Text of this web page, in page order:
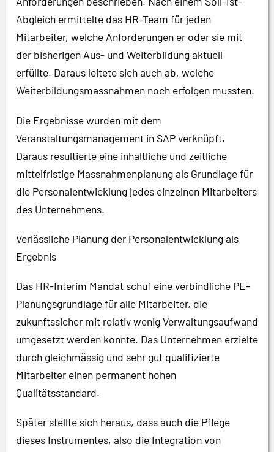
Abgleich ermittelte das HR-Team für jeden
Mitarbeiter, welche Anforderungen er oder sie mit
der bisherigen Aus- und Weiterbildung aktuell
erfüllte. Daraus leitete sich auch ab, welche
Weiterbildungsmassnahmen noch erfolgen mussten.
Die Ergebnisse wurden mit dem
Veranstaltungsmanagement in SAP verknüpft.
Daraus resultierte eine inhaltliche und zeitliche
mittelfristige Massnahmenplanung als Grundlage für
die Personalentwicklung jedes einzelnen Mitarbeiters
des Unternehmens.
Verlässliche Planung der Personalentwicklung als
Ergebnis
Das HR-Interim Mandat schuf eine verbindliche PE-
Planungsgrundlage für alle Mitarbeiter, die
zukunftssicher mit relativ wenig Verwaltungsaufwand
umgesetzt werden konnte. Das Unternehmen erzielte
durch gleichmässig und sehr gut qualifizierte
Mitarbeiter einen permanent hohen
Qualitätsstandard.
Später stellte sich heraus, dass auch die Pflege
dieses Instrumentes, also die Integration von